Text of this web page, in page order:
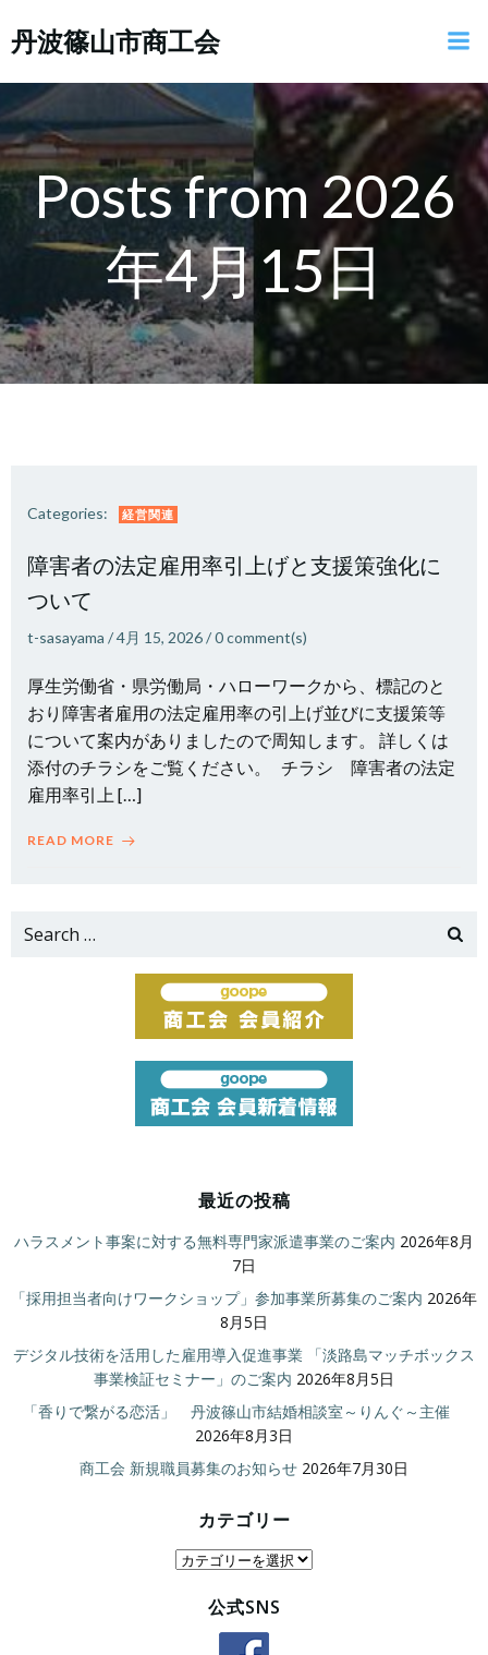
ン
ツ
へ
ス
キ
ッ
プ
丹波篠山市商工会
Posts from 2026
年4月15日
Categories: 経営関連
障害者の法定雇用率引上げと支援策強化に
ついて
t-sasayama /4月 15, 2026/0comment(s)
厚生労働省・県労働局・ハローワークから、標記のと
おり障害者雇用の法定雇用率の引上げ並びに支援策等
について案内がありましたので周知します。 詳しくは
添付のチラシをご覧ください。 チラシ 障害者の法定
雇用率引上 […]
READ MORE
Search
最近の投稿
ハラスメント事案に対する無料専門家派遣事業のご案内 2026年8月
7日
「採用担当者向けワークショップ」参加事業所募集のご案内 2026年
8月5日
デジタル技術を活用した雇用導入促進事業 「淡路島マッチボックス
事業検証セミナー」のご案内 2026年8月5日
「香りで繋がる恋活」 丹波篠山市結婚相談室～りんぐ～主催
2026年8月3日
商工会 新規職員募集のお知らせ 2026年7月30日
カテゴリー
カ
公式SNS